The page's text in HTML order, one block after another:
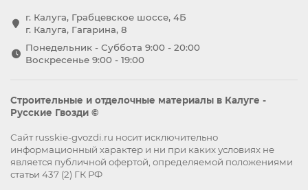
г. Калуга, Грабцевское шоссе, 4Б
г. Калуга, Гагарина, 8
Понедельник - Суббота 9:00 - 20:00
Воскресенье 9:00 - 19:00
Строительные и отделочные материалы в Калуге -
Русские Гвозди ©
Сайт russkie-gvozdi.ru носит исключительно
информационный характер и ни при каких условиях не
является публичной офертой, определяемой положениями
статьи 437 (2) ГК РФ